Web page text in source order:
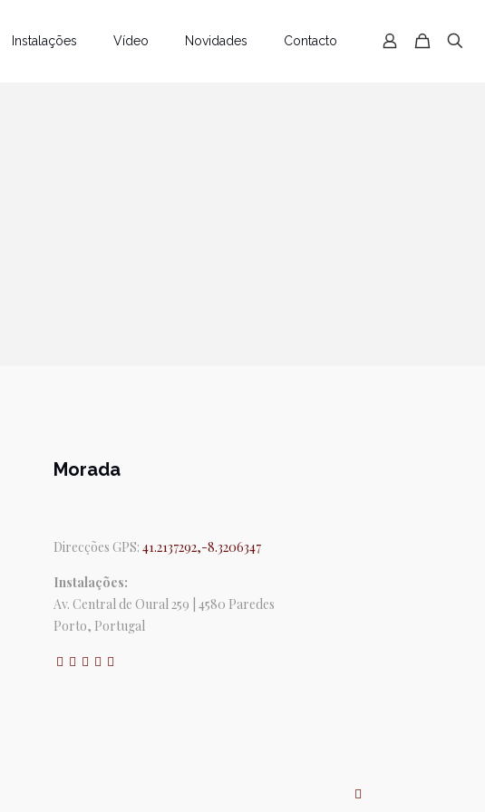
Instalações Vídeo Novidades Contacto
Morada
Direcções GPS: 41.2137292,-8.3206347
Instalações:
Av. Central de Oural 259 | 4580 Paredes
Porto, Portugal